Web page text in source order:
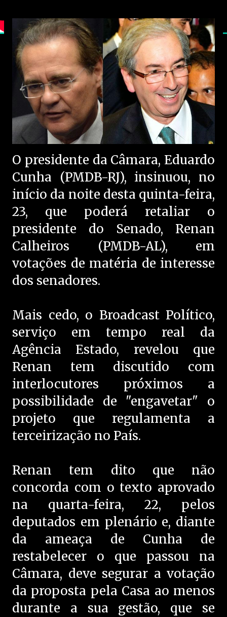
O presidente da Câmara, Eduardo
Cunha (PMDB-RJ), insinuou, no
início da noite desta quinta-feira,
23, que poderá retaliar o
presidente do Senado, Renan
Calheiros (PMDB-AL), em
votações de matéria de interesse
dos senadores.
Mais cedo, o Broadcast Político,
serviço em tempo real da
Agência Estado, revelou que
Renan tem discutido com
interlocutores próximos a
possibilidade de "engavetar" o
projeto que regulamenta a
terceirização no País.
Renan tem dito que não
concorda com o texto aprovado
na quarta-feira, 22, pelos
deputados em plenário e, diante
da ameaça de Cunha de
restabelecer o que passou na
Câmara, deve segurar a votação
da proposta pela Casa ao menos
durante a sua gestão, que se